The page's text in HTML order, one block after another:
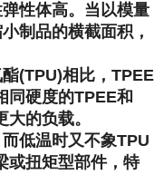
性体高。当以模量
制品的横截面积，
(TPU)相比，TPEE
同硬度的TPEE和
的负载。
低温时又不象TPU
或扭矩型部件，特